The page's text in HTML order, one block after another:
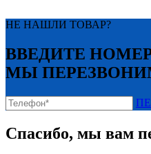
НЕ НАШЛИ ТОВАР?
ВВЕДИТЕ
МЫ
Спасибо, мы вам